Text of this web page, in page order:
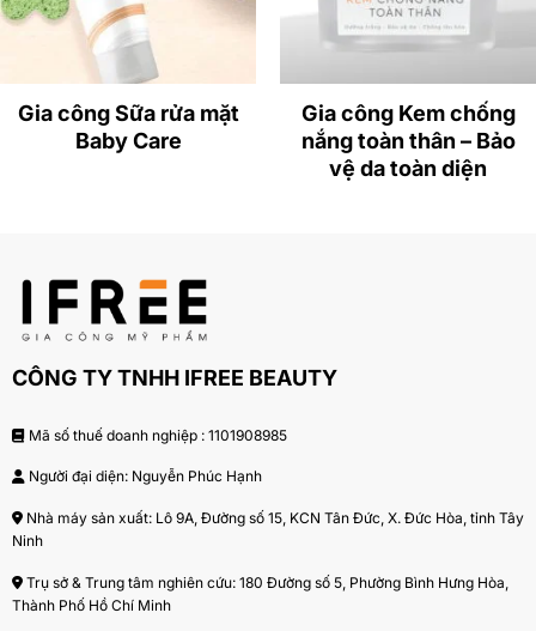
Kem chống nắng với SPF50, PA+++ là loại chống nắng
kết hợp vật lý và hóa học mang đến hiệu quả vượt trội
trong nhiều giờ liền, tính kháng nước và mồ hôi cao,
bảo vệ hiệu quả ngay cả khi hoạt động ngoài trời và đi
biển .Sản phẩm còn có công dụng chống ánh sáng
xanh, giúp bảo vệ da khỏi bị tổn thương từ môi trường
Sản phẩm có các thành phần tự nhiên: Chiết xuất vi
tảo, hỗn hợp dầu Echnidium, vitamin E, dầu hướng
định giúp bảo vệ da khỏi tia UV một cách hiệu quả
nhất.
– Với dạng kem mịn không nhờn rít và nâng tone tự
nhiên, thích hợp mọi loại da
– Khả năng kháng nước và mồ hôi cao , thích hợp sử
Gia công Sữa rửa mặt
Baby Care
Gia công Kem chống
nắng toàn thân – Bảo
vệ da toàn diện
CÔNG TY TNHH IFREE BEAUTY
Mã số thuế doanh nghiệp : 1101908985
Người đại diện: Nguyễn Phúc Hạnh
Nhà máy sản xuất: Lô 9A, Đường số 15, KCN Tân Đức, X. Đức Hòa, tỉnh Tây
Ninh
Trụ sở & Trung tâm nghiên cứu: 180 Đường số 5, Phường Bình Hưng Hòa,
Thành Phố Hồ Chí Minh